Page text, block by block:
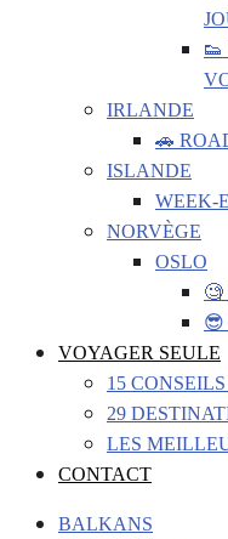
👟
IRLANDE
🚗
ISLANDE
WEEK-
NORVÈGE
OSLO
🧐
😎
VOYAGER SEULE
15
29
LES
CONTACT
BALKANS